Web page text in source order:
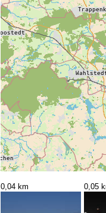
0,04 km 0,05